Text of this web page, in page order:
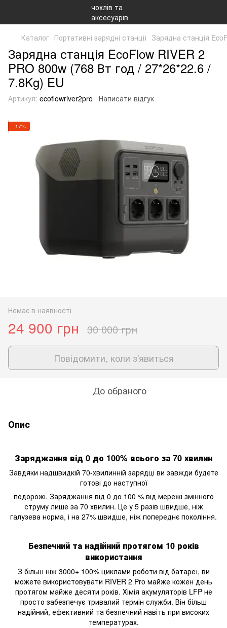
Каталог Портативні зарядні станції Зарядна станція
Зарядна станція EcoFlow RIVER 2
PRO 800w (768 Вт год / 27*26*22.6 /
7.8Kg) EU
Артикул: ecoflowriver2pro Написати відгук
−17%
Немає в наявності
24 900 грн 30 000 грн
Повідомити, коли з'явиться
До обраного
Опис
Заряджання від 0 до 100% всього за 70 хвилин
Завдяки надшвидкій 70-хвилинній зарядці ви завжди будете
готові до наступної
подорожі. Заряджання від 0 до 100 % від мережі змінного
струму лише за 70 хвилин. Це у 5 разів швидше, ніж
галузева норма, і на 27% швидше, ніж попереднє покоління.
Безпечний та надійний протягом 10 років
використання
З більш ніж 3000+ 100% циклами роботи від батареї, ви
можете використовувати RIVER 2 Pro майже кожен день
протягом майже десяти років. Хімія акумуляторів LFP не
просто забезпечує тривалий термін служби. Він більш
надійний, ефективний та безпечний навіть при високих
температурах.